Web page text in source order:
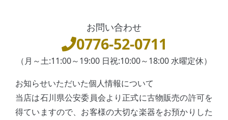
お問い合わせ
0776-52-0711
（月～土:11:00～19:00 日祝:10:00～18:00 水曜定休）
お知らせいただいた個人情報について
当店は石川県公安委員会より正式に古物販売の許可を
得ていますので、お客様の大切な楽器をお預かりした